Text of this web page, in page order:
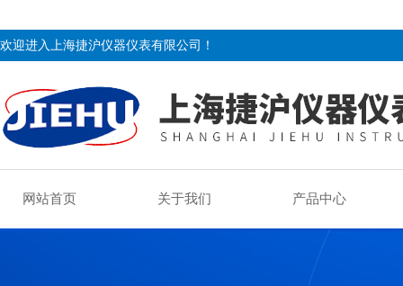
欢迎进入上海捷沪仪器仪表有限公司！
网站首页 关于我们 产品中心